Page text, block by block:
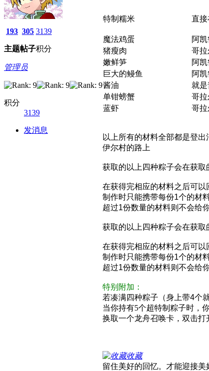
193
主题
305
帖子
3139
积分
管理员
积分
3139
发消息
特制糯米 直接
魔法鸡蛋
阿
猪瘦肉
哥拉
嫩鲜笋
阿
巨大的鳗鱼
阿
酱油
就
单钳螃蟹
哥拉
蓝虾
哥拉
以上所有的材料全部都是登
伊尔村的路上
获取的以上四种粽子会在获取
在获得完相应的材料之后可
制作时只能携带每份1个的材
超过1份数量的材料则不会给
获取的以上四种粽子会在获取
在获得完相应的材料之后可
制作时只能携带每份1个的材
超过1份数量的材料则不会给
特别附加：
若凑满四种粽子（身上带4个
当你持有5个超特制粽子时，
换取一个龙舟召唤卡，双击打
收藏
留住美好的回忆。才能迎接美